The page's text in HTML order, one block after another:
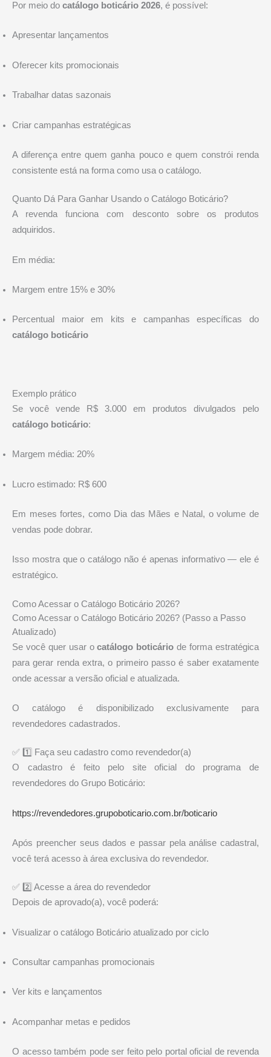
Por meio do catálogo boticário 2026, é possível:
Apresentar lançamentos
Oferecer kits promocionais
Trabalhar datas sazonais
Criar campanhas estratégicas
A diferença entre quem ganha pouco e quem constrói renda
consistente está na forma como usa o catálogo.
Quanto Dá Para Ganhar Usando o Catálogo Boticário?
A revenda funciona com desconto sobre os produtos
adquiridos.
Em média:
Margem entre 15% e 30%
Percentual maior em kits e campanhas específicas do
catálogo boticário
Exemplo prático
Se você vende R$ 3.000 em produtos divulgados pelo
catálogo boticário:
Margem média: 20%
Lucro estimado: R$ 600
Em meses fortes, como Dia das Mães e Natal, o volume de
vendas pode dobrar.
Isso mostra que o catálogo não é apenas informativo — ele é
estratégico.
Como Acessar o Catálogo Boticário 2026?
Como Acessar o Catálogo Boticário 2026? (Passo a Passo
Atualizado)
Se você quer usar ocatálogo boticário de forma estratégica
para gerar renda extra, o primeiro passo é saber exatamente
onde acessar a versão oficial e atualizada.
O catálogo é disponibilizado exclusivamente para
revendedores cadastrados.
✅ 1️⃣ Faça seu cadastro como revendedor(a)
O cadastro é feito pelo site oficial do programa de
revendedores do Grupo Boticário:
https://revendedores.grupoboticario.com.br/boticario
Após preencher seus dados e passar pela análise cadastral,
você terá acesso à área exclusiva do revendedor.
✅ 2️⃣ Acesse a área do revendedor
Depois de aprovado(a), você poderá:
Visualizar o catálogo Boticário atualizado por ciclo
Consultar campanhas promocionais
Ver kits e lançamentos
Acompanhar metas e pedidos
O acesso também pode ser feito pelo portal oficial de revenda